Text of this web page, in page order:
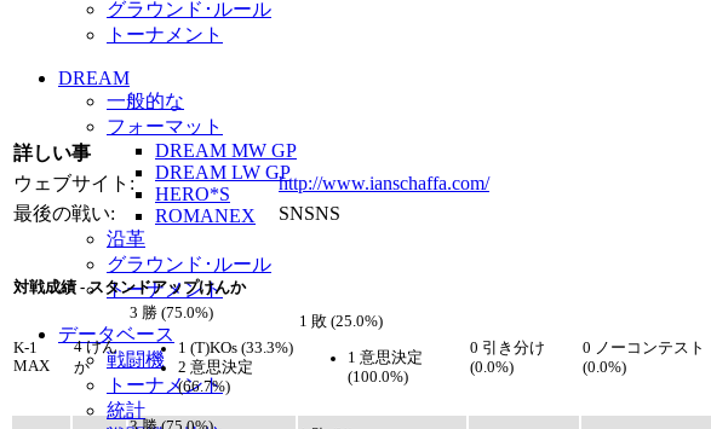
グラウンド･ルール
トーナメント
DREAM
一般的な
フォーマット
DREAM MW GP
DREAM LW GP
HERO*S
ROMANEX
沿革
グラウンド･ルール
トーナメント
データベース
戦闘機
トーナメント
統計
詳しい事
ウェブサイト:
http://www.ianschaffa.com/
最後の戦い:
SNSNS
対戦成績 - スタンドアップけんか
K-1
MAX
4 けん
か
3 勝 (75.0%)
1 (T)KOs (33.3%)
2 意思決定
(66.7%)
1 敗 (25.0%)
1 意思決定
(100.0%)
0 引き分け
(0.0%)
0 ノーコンテスト
(0.0%)